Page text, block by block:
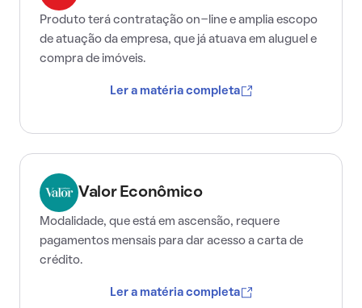
Produto terá contratação on-line e amplia escopo
de atuação da empresa, que já atuava em aluguel e
compra de imóveis.
Ler a matéria completa
Valor Econômico
Modalidade, que está em ascensão, requere
pagamentos mensais para dar acesso a carta de
crédito.
Ler a matéria completa